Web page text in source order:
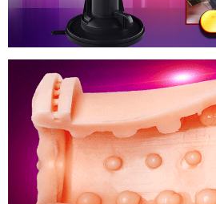
Đạo
Giả
Tự
Động
Thụt
Bóp